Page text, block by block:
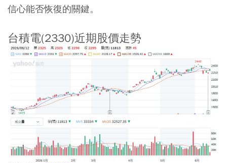
信心能否恢復的關鍵。
台積電(2330)近期股價走勢